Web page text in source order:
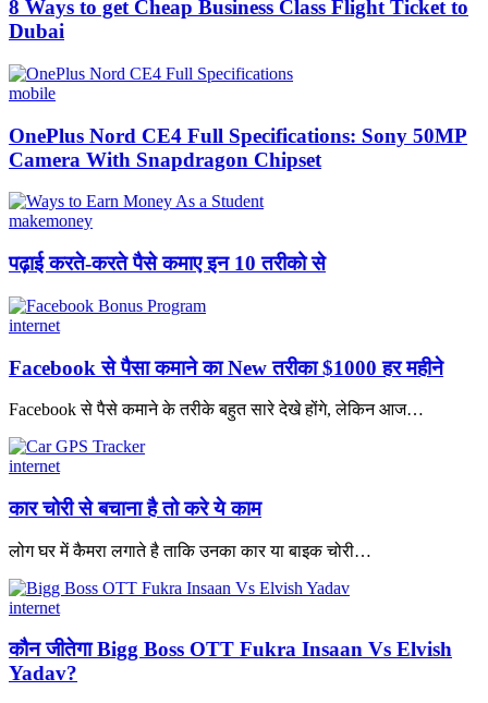
8 Ways to get Cheap Business Class Flight Ticket to
Dubai
mobile
OnePlus Nord CE4 Full Specifications: Sony 50MP
Camera With Snapdragon Chipset
makemoney
पढ़ाई करते-करते पैसे कमाए इन 10 तरीको से
internet
Facebook से पैसा कमाने का New तरीका $1000 हर महीने
Facebook से पैसे कमाने के तरीके बहुत सारे देखे होंगे, लेकिन आज…
internet
कार चोरी से बचाना है तो करे ये काम
लोग घर में कैमरा लगाते है ताकि उनका कार या बाइक चोरी…
internet
कौन जीतेगा Bigg Boss OTT Fukra Insaan Vs Elvish
Yadav?